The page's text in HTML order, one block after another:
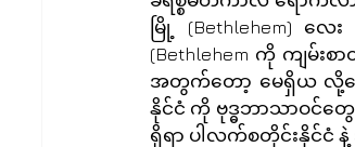
မြို့ (Bethlehem)
(Bethlehem ကို ကျမ်း
အတွက်တော့ မေရှိယ လို့ခေ
နိုင်ငံ ကို ဗုဒ္ဓဘာသာဝင်
ရှိရာ ပါလက်စတိုင်းနိုင်ငံ